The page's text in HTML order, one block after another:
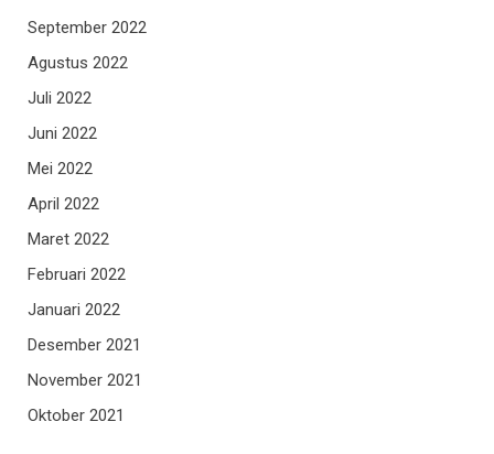
September 2022
Agustus 2022
Juli 2022
Juni 2022
Mei 2022
April 2022
Maret 2022
Februari 2022
Januari 2022
Desember 2021
November 2021
Oktober 2021